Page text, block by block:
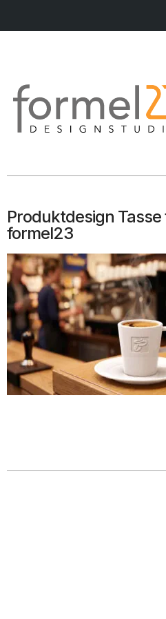
Produktdesign Tasse
formel23